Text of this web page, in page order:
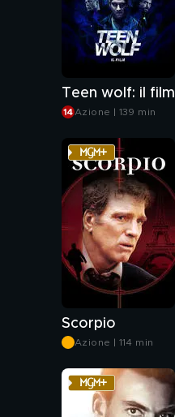
Teen wolf: il film
Azione | 139 min
Scorpio
Azione | 114 min